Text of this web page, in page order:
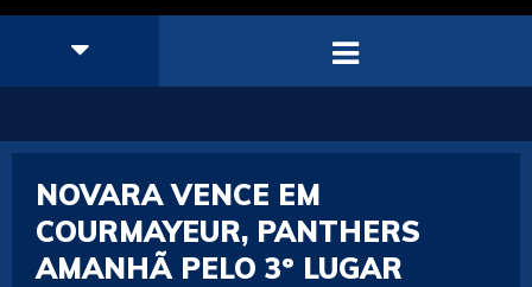
NOVARA VENCE EM
COURMAYEUR, PANTHERS
AMANHÃ PELO 3º LUGAR